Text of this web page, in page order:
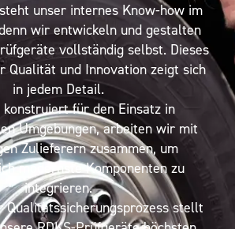
unser internes Know-how im
wir entwickeln und gestalten
vollständig selbst. Dieses
Qualität und Innovation zeigt sich
in jedem Detail.
für den Einsatz in
Umgebungen, arbeiten wir mit
Zulieferern zusammen, um
modernste Komponenten zu
integrieren.
Qualitätssicherungsprozess stellt